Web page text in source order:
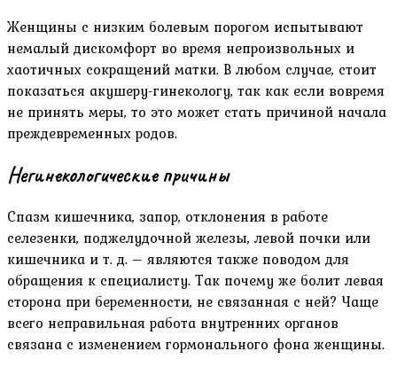
Женщины с низким болевым порогом испытывают
немалый дискомфорт во время непроизвольных и
хаотичных сокращений матки. В любом случае, стоит
показаться акушеру-гинекологу, так как если вовремя
не принять меры, то это может стать причиной начала
преждевременных родов.
Негинекологические причины
Спазм кишечника, запор, отклонения в работе
селезенки, поджелудочной железы, левой почки или
кишечника и т. д. – являются также поводом для
обращения к специалисту. Так почему же болит левая
сторона при беременности, не связанная с ней? Чаще
всего неправильная работа внутренних органов
связана с изменением гормонального фона женщины.